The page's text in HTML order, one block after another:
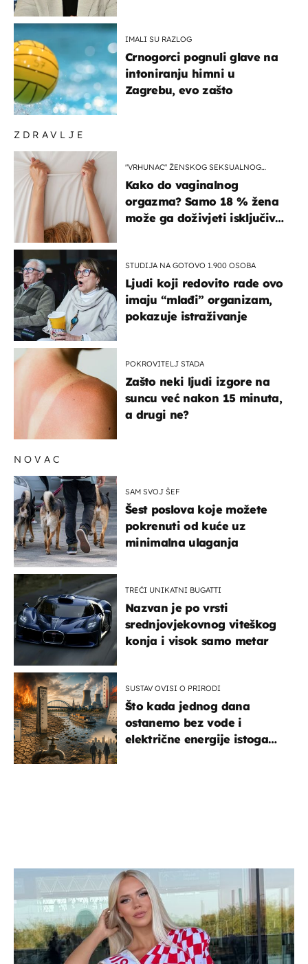
ZDRAVLJE
"VRHUNAC" ŽENSKOG SEKSUALNOG
Kako do vaginalnog
orgazma? Samo 18 % žena
može ga doživjeti isključivo
STUDIJA NA GOTOVO 1.900 OSOBA
Ljudi koji redovito rade ovo
imaju “mlađi” organizam,
pokazuje istraživanje
POKROVITELJ STADA
Zašto neki ljudi izgore na
suncu već nakon 15 minuta,
a drugi ne?
IMALI SU RAZLOG
Crnogorci pognuli glave na
intoniranju himni u
Zagrebu, evo zašto
NOVAC
SAM SVOJ ŠEF
Šest poslova koje možete
pokrenuti od kuće uz
minimalna ulaganja
TREĆI UNIKATNI BUGATTI
Nazvan je po vrsti
srednjovjekovnog viteškog
konja i visok samo metar
SUSTAV OVISI O PRIRODI
Što kada jednog dana
ostanemo bez vode i
električne energije istoga